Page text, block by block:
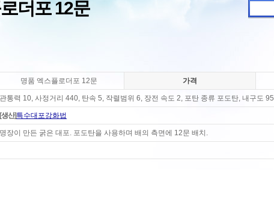
더포 12문
명품 엑스플로더포 12문 가격
관통력 10, 사정거리 440, 탄속 5, 작렬범위 6, 장전 속도 2, 포탄 종류 포도탄, 내구도 95
[생산]특수대포강화법
명장이 만든 굵은 대포. 포도탄을 사용하며 배의 측면에 12문 배치.